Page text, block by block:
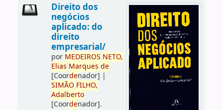
Direito dos
negócios
aplicado: do
direito
empresarial/
por MEDEIROS NETO,
Elias Marques de
[Coordenador] |
SIMÃO FILHO,
Adalberto
[Coordenador].